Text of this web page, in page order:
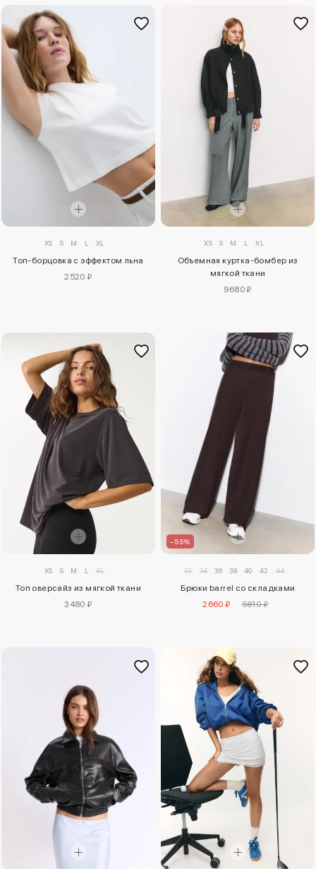
XS S M L XL
Топ-борцовка с эффектом льна
2520 ₽
XS S M L XL
Объемная куртка-бомбер из
мягкой ткани
9680 ₽
XS S M L XL
Топ оверсайз из мягкой ткани
3480 ₽
–55%
32 34 36 38 40 42 44
Брюки barrel со складками
2660 ₽
5810 ₽